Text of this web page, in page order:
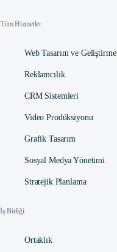
Tüm Hizmetler
Web Tasarım ve Geliştirme
Reklamcılık
CRM Sistemleri
Video Prodüksiyonu
Grafik Tasarım
Sosyal Medya Yönetimi
Stratejik Planlama
İş Birliği
Ortaklık